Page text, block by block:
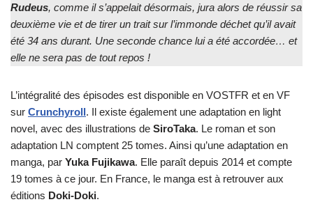
Rudeus, comme il s’appelait désormais, jura alors de réussir sa
deuxième vie et de tirer un trait sur l’immonde déchet qu’il avait
été 34 ans durant. Une seconde chance lui a été accordée… et
elle ne sera pas de tout repos !
L’intégralité des épisodes est disponible en VOSTFR et en VF
sur Crunchyroll. Il existe également une adaptation en light
novel, avec des illustrations de SiroTaka. Le roman et son
adaptation LN comptent 25 tomes. Ainsi qu’une adaptation en
manga, par Yuka Fujikawa. Elle paraît depuis 2014 et compte
19 tomes à ce jour. En France, le manga est à retrouver aux
éditions Doki-Doki.